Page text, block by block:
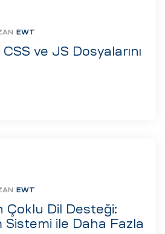
ve JS Dosyalarını
EWT
Çoklu Dil Desteği:
Sistemi ile Daha Fazla
EWT